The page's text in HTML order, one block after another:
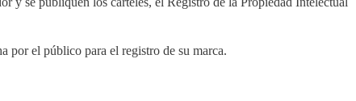
por el público para el registro de su marca.